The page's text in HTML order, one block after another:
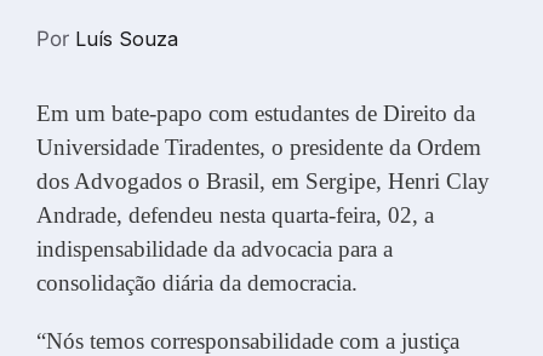
Por Luís Souza
Em um bate-papo com estudantes de Direito da
Universidade Tiradentes, o presidente da Ordem
dos Advogados o Brasil, em Sergipe, Henri Clay
Andrade, defendeu nesta quarta-feira, 02, a
indispensabilidade da advocacia para a
consolidação diária da democracia.
“Nós temos corresponsabilidade com a justiça